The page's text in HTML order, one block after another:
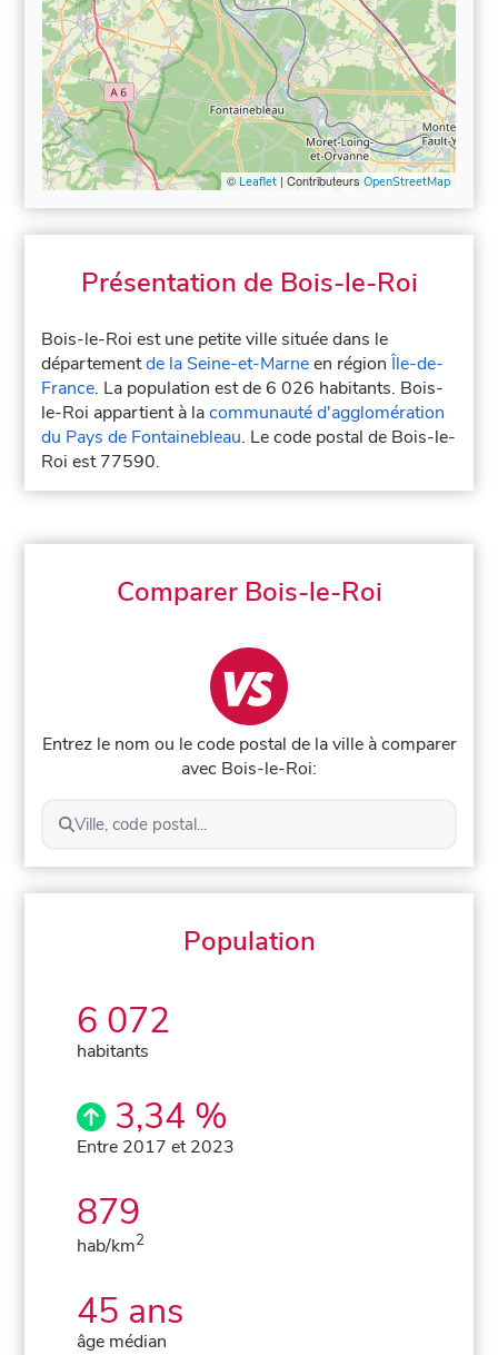
© Leaflet| Contributeurs OpenStreetMap
Présentation de Bois-le-Roi
Bois-le-Roi est une petite ville située dans le
départementde la Seine-et-Marneen régionÎle-de-
France. La population est de 6 026 habitants. Bois-
le-Roi appartient à lacommunauté d'agglomération
du Pays de Fontainebleau. Le code postal de Bois-le-
Roi est 77590.
Comparer Bois-le-Roi
Entrez le nom ou le code postal de la ville à comparer
avec Bois-le-Roi:
Ville, code postal...
Population
6 072
habitants
3,34 %
Entre 2017 et 2023
879
hab/km2
45 ans
âge médian